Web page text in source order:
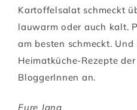
Kartoffelsalat schmeckt
lauwarm oder auch kalt.
am besten schmeckt.
Heimatküche-Rezepte
BloggerInnen an.
Eure Jana